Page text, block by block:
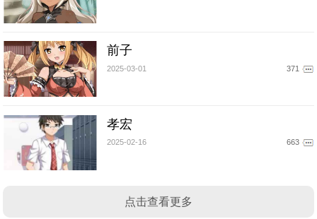
前子
2025-03-01 371
孝宏
2025-02-16 663
点击查看更多